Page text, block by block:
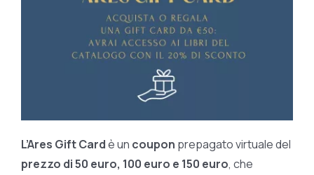
L’Ares Gift Cardè un coupon prepagato virtuale del
prezzo di 50 euro, 100 euro e 150 euro, che